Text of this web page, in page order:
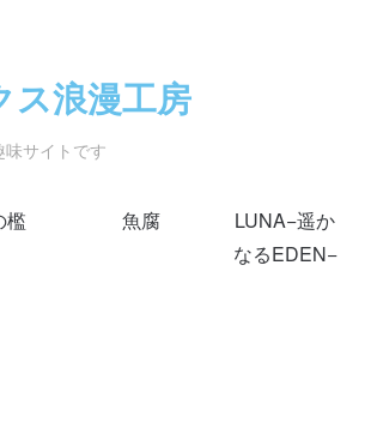
ス浪漫工房
サイトです
檻 魚腐
LUNA−遥か
なるEDEN−